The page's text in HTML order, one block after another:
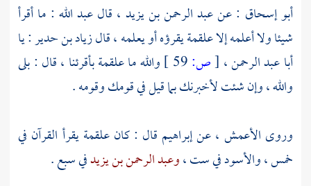
أبو إسحاق : عنعبد الرحمن بن يزيد ، قالعبد الله : ما أقرأ
شيئا ولا أعلمه إلاعلقمةيقرؤه أو يعلمه ، قالزياد بن حدير: يا
أبا عبد الرحمن، [ص: والله ماعلقمةبأقرئنا ، قال : بلى
والله ، وإن شئت لأخبرنك بما قيل في قومك وقومه .
وروى الأعمش ، عنإبراهيم قال : كانعلقمةيقرأ القرآن في
خمس ،والأسودفي ست ،وعبد الرحمن بن يزيدفي سبع .